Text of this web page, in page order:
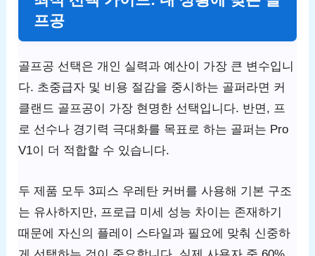
프공
골프공 선택은 개인 실력과 예산이 가장 큰 변수입니
다. 초중급자 및 비용 절감을 중시하는 골퍼라면 커
클랜드 골프공이 가장 현명한 선택입니다. 반면, 프
로 선수나 경기력 극대화를 목표로 하는 골퍼는 Pro
V1이 더 적합할 수 있습니다.
두 제품 모두 3피스 우레탄 커버를 사용해 기본 구조
는 유사하지만, 프로급 미세 성능 차이는 존재하기
때문에 자신의 플레이 스타일과 필요에 맞춰 신중하